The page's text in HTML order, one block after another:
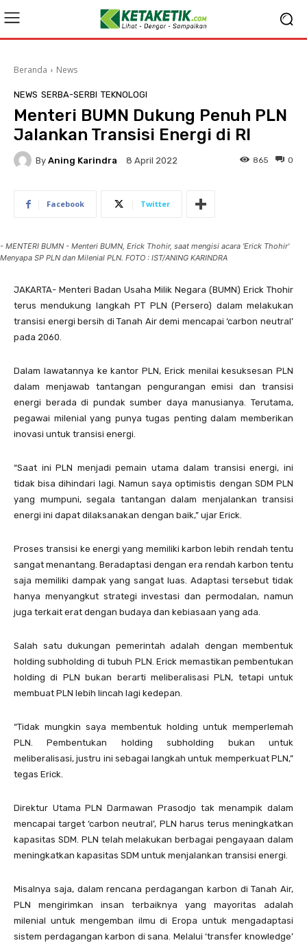
Beranda News
NEWS SERBA-SERBI TEKNOLOGI
Menteri BUMN Dukung Penuh PLN
Jalankan Transisi Energi di RI
By Aning Karindra 8 April 2022 0
865
Facebook Twitter
- MENTERI BUMN - Menteri BUMN, Erick Thohir, saat mengisi acara 'Erick Thohir'
Menyapa SP PLN dan Milenial PLN. FOTO : IST/ANING KARINDRA
JAKARTA- Menteri Badan Usaha Milik Negara (BUMN) Erick Thohir
terus mendukung langkah PT PLN (Persero) dalam melakukan
transisi energi bersih di Tanah Air demi mencapai ‘carbon neutral’
pada 2060.
Dalam lawatannya ke kantor PLN, Erick menilai kesuksesan PLN
dalam menjawab tantangan pengurangan emisi dan transisi
energi berada di pundak sumber daya manusianya. Terutama,
pegawai milenial yang punya tugas penting dalam memberikan
inovasi untuk transisi energi.
“Saat ini PLN menjadi pemain utama dalam transisi energi, ini
tidak bisa dihindari lagi. Namun saya optimistis dengan SDM PLN
yang mumpuni, segala tantangan dalam menjalankan transisi
energi ini dapat dilaksanakan dengan baik,” ujar Erick.
Proses transisi ke energi yang memiliki karbon lebih rendah tentu
sangat menantang. Beradaptasi dengan era rendah karbon tentu
saja memiliki dampak yang sangat luas. Adaptasi tersebut tidak
hanya menyangkut strategi investasi dan permodalan, namun
juga terkait erat dengan budaya dan kebiasaan yang ada.
Salah satu dukungan pemerintah adalah dengan membentuk
holding subholding di tubuh PLN. Erick memastikan pembentukan
holding di PLN bukan berarti meliberalisasi PLN, tetapi untuk
membuat PLN lebih lincah lagi kedepan.
“Tidak mungkin saya membentuk holding untuk memperlemah
PLN. Pembentukan holding subholding bukan untuk
meliberalisasi, justru ini sebagai langkah untuk memperkuat PLN,”
tegas Erick.
Direktur Utama PLN Darmawan Prasodjo tak menampik dalam
mencapai target ‘carbon neutral’, PLN harus terus meningkatkan
kapasitas SDM. PLN telah melakukan berbagai pengayaan dalam
meningkatkan kapasitas SDM untuk menjalankan transisi energi.
Misalnya saja, dalam rencana perdagangan karbon di Tanah Air,
PLN mengirimkan insan terbaiknya yang mayoritas adalah
milenial untuk mengemban ilmu di Eropa untuk mengadaptasi
sistem perdagangan karbon di sana. Melalui ‘transfer knowledge’